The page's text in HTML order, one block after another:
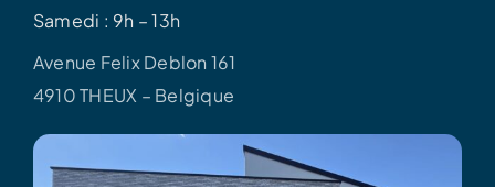
Samedi : 9h – 13h
Avenue Felix Deblon 161
4910 THEUX – Belgique